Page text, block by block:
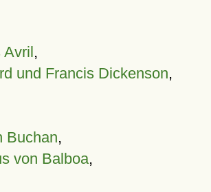
Avril,
und Francis Dickenson,
Buchan,
von Balboa,